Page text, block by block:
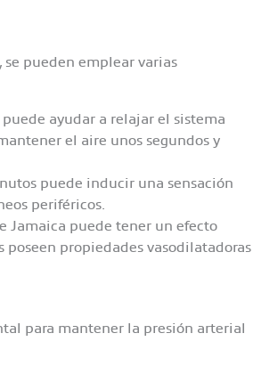
pueden emplear varias
ayudar a relajar el sistema
el aire unos segundos y
puede inducir una sensación
periféricos.​
Jamaica puede tener un efecto
propiedades vasodilatadoras
para mantener la presión arterial